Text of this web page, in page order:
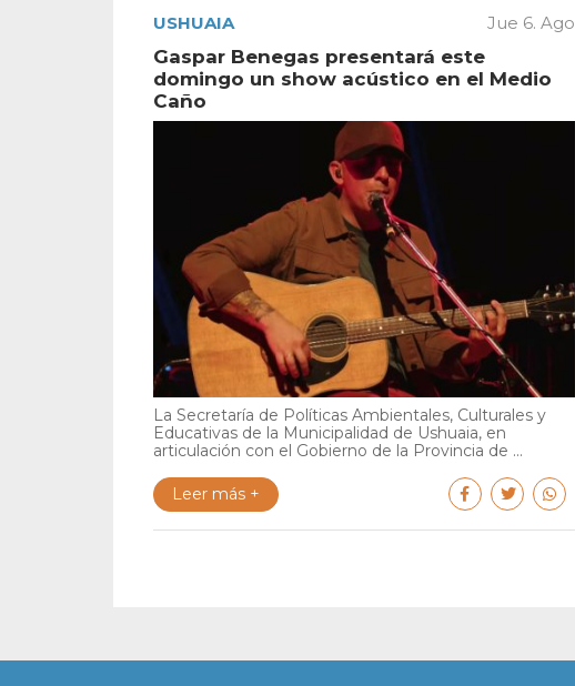
USHUAIA Jue 6. Ago
Gaspar Benegas presentará este
domingo un show acústico en el Medio
Caño
La Secretaría de Políticas Ambientales, Culturales y
Educativas de la Municipalidad de Ushuaia, en
articulación con el Gobierno de la Provincia de ...
Leer más +